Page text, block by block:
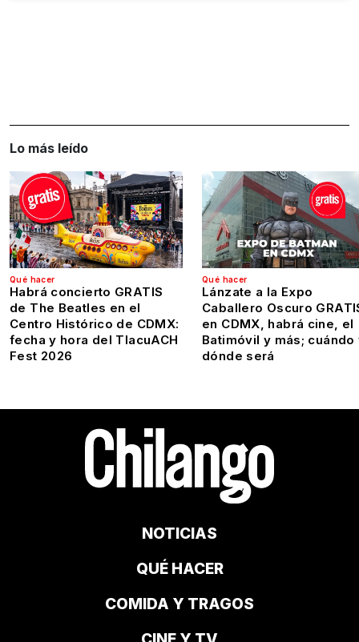
Lo más leído
Qué hacer
Habrá concierto GRATIS
de The Beatles en el
Centro Histórico de CDMX:
fecha y hora del TlacuACH
Fest 2026
Qué hacer
Lánzate a la Expo
Caballero Oscuro
en CDMX, habrá cine, el
Batimóvil y más; cuándo
dónde será
NOTICIAS
QUÉ HACER
COMIDA Y TRAGOS